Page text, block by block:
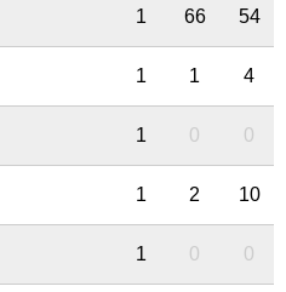
1 66 54
1 1 4
1 0 0
1 2 10
1 0 0